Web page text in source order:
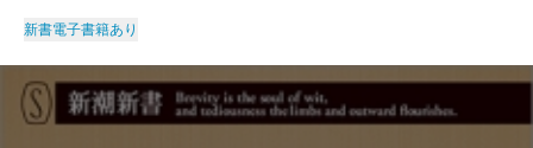
新書電子書籍あり